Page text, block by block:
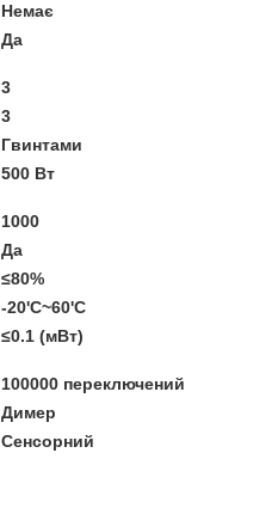
Немає
Да
3
3
Гвинтами
500 Вт
1000
Да
≤80%
-20'C~60'C
≤0.1 (мВт)
100000 переключений
Димер
Сенсорний